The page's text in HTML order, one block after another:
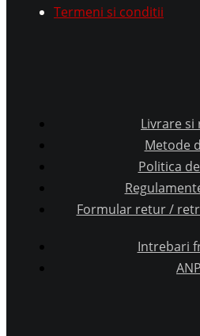
Termeni si conditii
Livrare
Metode
Politica
Formular retur /
Intrebari